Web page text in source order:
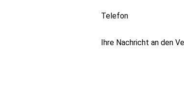
Telefon
Ihre Nachricht an den